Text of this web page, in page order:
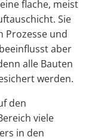
flache, meist
Sie
Prozesse und
aber
alle Bauten
werden.
den
viele
in den